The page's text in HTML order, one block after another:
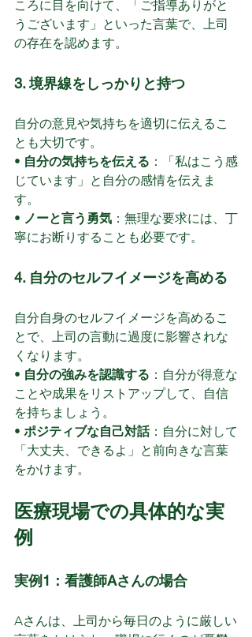
ころに目を向けて、「ご指導ありがと
うございます」といった言葉で、上司
の存在を認めます。
3. 境界線をしっかりと持つ
自分の意見や気持ちを適切に伝えるこ
とも大切です。
• 自分の気持ちを伝える ：「私はこう感
じています」と自分の感情を伝えま
す。
• ノーと言う勇気 ：無理な要求には、丁
寧にお断りすることも必要です。
4. 自分のセルフイメージを高める
自分自身のセルフイメージを高めるこ
とで、上司の言動に過度に影響されな
くなります。
• 自分の強みを認識する ：自分が得意な
ことや成果をリストアップして、自信
を持ちましょう。
• ポジティブな自己対話：自分に対して
「大丈夫、できるよ」と前向きな言葉
をかけます。
医療現場での具体的な実
例
実例1：看護師Aさんの場合
Aさんは、上司から毎日のように厳しい